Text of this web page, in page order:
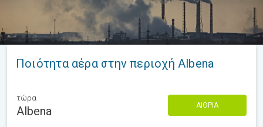
Ποιότητα αέρα στην περιοχή Albena
τώρα
Albena ΑΊΘΡΙΑ